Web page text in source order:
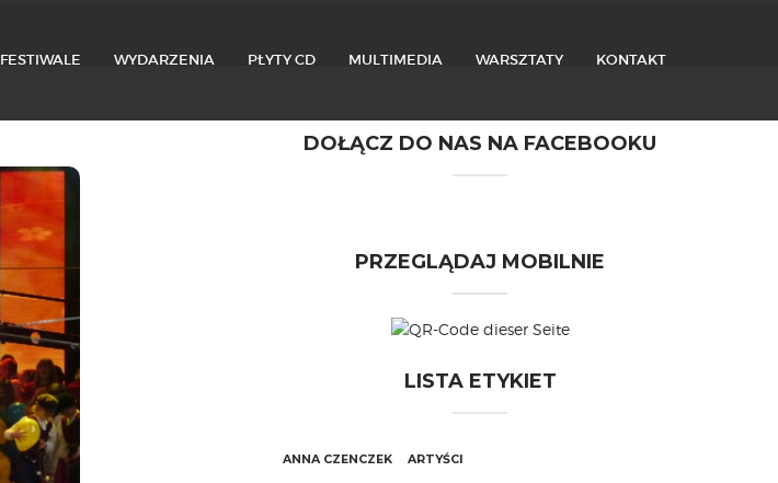
FESTIWALE WYDARZENIA PŁYTY CD MULTIMEDIA WARSZTATY KONTAKT
DOŁĄCZ DO NAS NA FACEBOOKU
PRZEGLĄDAJ MOBILNIE
LISTA ETYKIET
ANNA CZENCZEK ARTYŚCI